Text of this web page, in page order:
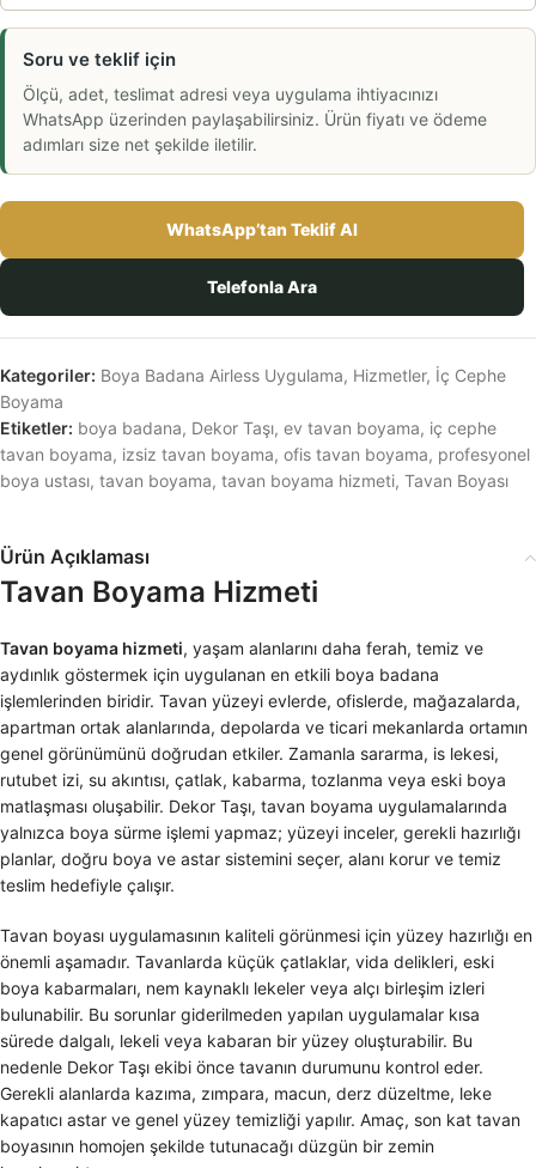
Soru ve teklif için
Ölçü, adet, teslimat adresi veya uygulama ihtiyacınızı
WhatsApp üzerinden paylaşabilirsiniz. Ürün fiyatı ve ödeme
adımları size net şekilde iletilir.
WhatsApp’tan Teklif Al
Telefonla Ara
Kategoriler: Boya Badana Airless Uygulama, Hizmetler, İç Cephe
Boyama
Etiketler: boya badana, Dekor Taşı, ev tavan boyama, iç cephe
tavan boyama, izsiz tavan boyama, ofis tavan boyama, profesyonel
boya ustası, tavan boyama, tavan boyama hizmeti, Tavan Boyası
Ürün Açıklaması
Tavan Boyama Hizmeti
Tavan boyama hizmeti, yaşam alanlarını daha ferah, temiz ve
aydınlık göstermek için uygulanan en etkili boya badana
işlemlerinden biridir. Tavan yüzeyi evlerde, ofislerde, mağazalarda,
apartman ortak alanlarında, depolarda ve ticari mekanlarda ortamın
genel görünümünü doğrudan etkiler. Zamanla sararma, is lekesi,
rutubet izi, su akıntısı, çatlak, kabarma, tozlanma veya eski boya
matlaşması oluşabilir. Dekor Taşı, tavan boyama uygulamalarında
yalnızca boya sürme işlemi yapmaz; yüzeyi inceler, gerekli hazırlığı
planlar, doğru boya ve astar sistemini seçer, alanı korur ve temiz
teslim hedefiyle çalışır.
Tavan boyası uygulamasının kaliteli görünmesi için yüzey hazırlığı en
önemli aşamadır. Tavanlarda küçük çatlaklar, vida delikleri, eski
boya kabarmaları, nem kaynaklı lekeler veya alçı birleşim izleri
bulunabilir. Bu sorunlar giderilmeden yapılan uygulamalar kısa
sürede dalgalı, lekeli veya kabaran bir yüzey oluşturabilir. Bu
nedenle Dekor Taşı ekibi önce tavanın durumunu kontrol eder.
Gerekli alanlarda kazıma, zımpara, macun, derz düzeltme, leke
kapatıcı astar ve genel yüzey temizliği yapılır. Amaç, son kat tavan
boyasının homojen şekilde tutunacağı düzgün bir zemin